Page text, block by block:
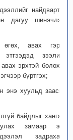
найдвартай
дагуу шинэчлэх,
авах гэрээ
зээлийн
эрхтэй болохыг
бүртгэх;
энэ хуульд заасны
байдлыг хангах,
замаар эрх
задрахаас